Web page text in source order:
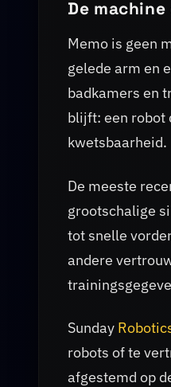
De
Memo is geen
gelede arm en
badkamers en
blijft: een robot
kwetsbaarheid.
De meeste
grootschalige
tot snelle
andere
Sunday
robots of te
afgestemd op